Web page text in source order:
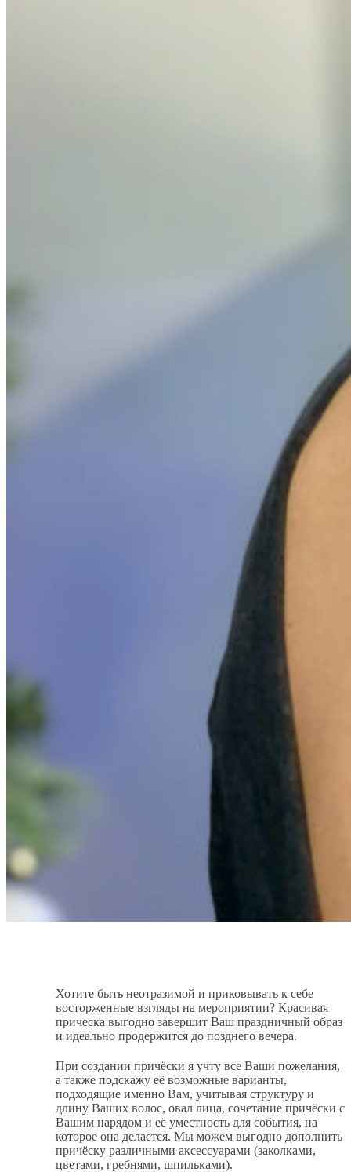
Хотите быть неотразимой и приковывать к себе
восторженные взгляды на мероприятии? Красивая
прическа выгодно завершит Ваш праздничный образ
и идеально продержится до позднего вечера.
При создании причёски я учту все Ваши пожелания,
а также подскажу её возможные варианты,
подходящие именно Вам, учитывая структуру и
длину Ваших волос, овал лица, сочетание причёски с
Вашим нарядом и её уместность для события, на
которое она делается. Мы можем выгодно дополнить
причёску различными аксессуарами (заколками,
цветами, гребнями, шпильками).